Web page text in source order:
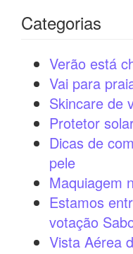
Categorias
Verão está
Vai para
Skincare de
Protetor
Dicas de
pele
Maquiagem
Estamos
votação
Vista Aérea